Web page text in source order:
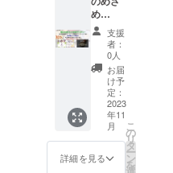
が良い
のか、
代表取
締役の
小名
（九州
大学
大学院
農学研
究院
准教
任）が
程を確
定の
上、オ
ンライ
ンでの
ご相談
になり
ます。
現在の
ご支援
者の状
況をお
教え願
サービ
ス
＋
IonaFre
eサンプ
ル×１枚
サービ
５％OF
め
Premiu
m」×１
箱＋
「フレ
ンチ
ガー
リック
のめざ
Premiu
m」×１
箱＋
支援
者：
0人
お届
け予
定：
2023
年11
月
詳細を見る
こ
の
リ
タ
ー
ン
を